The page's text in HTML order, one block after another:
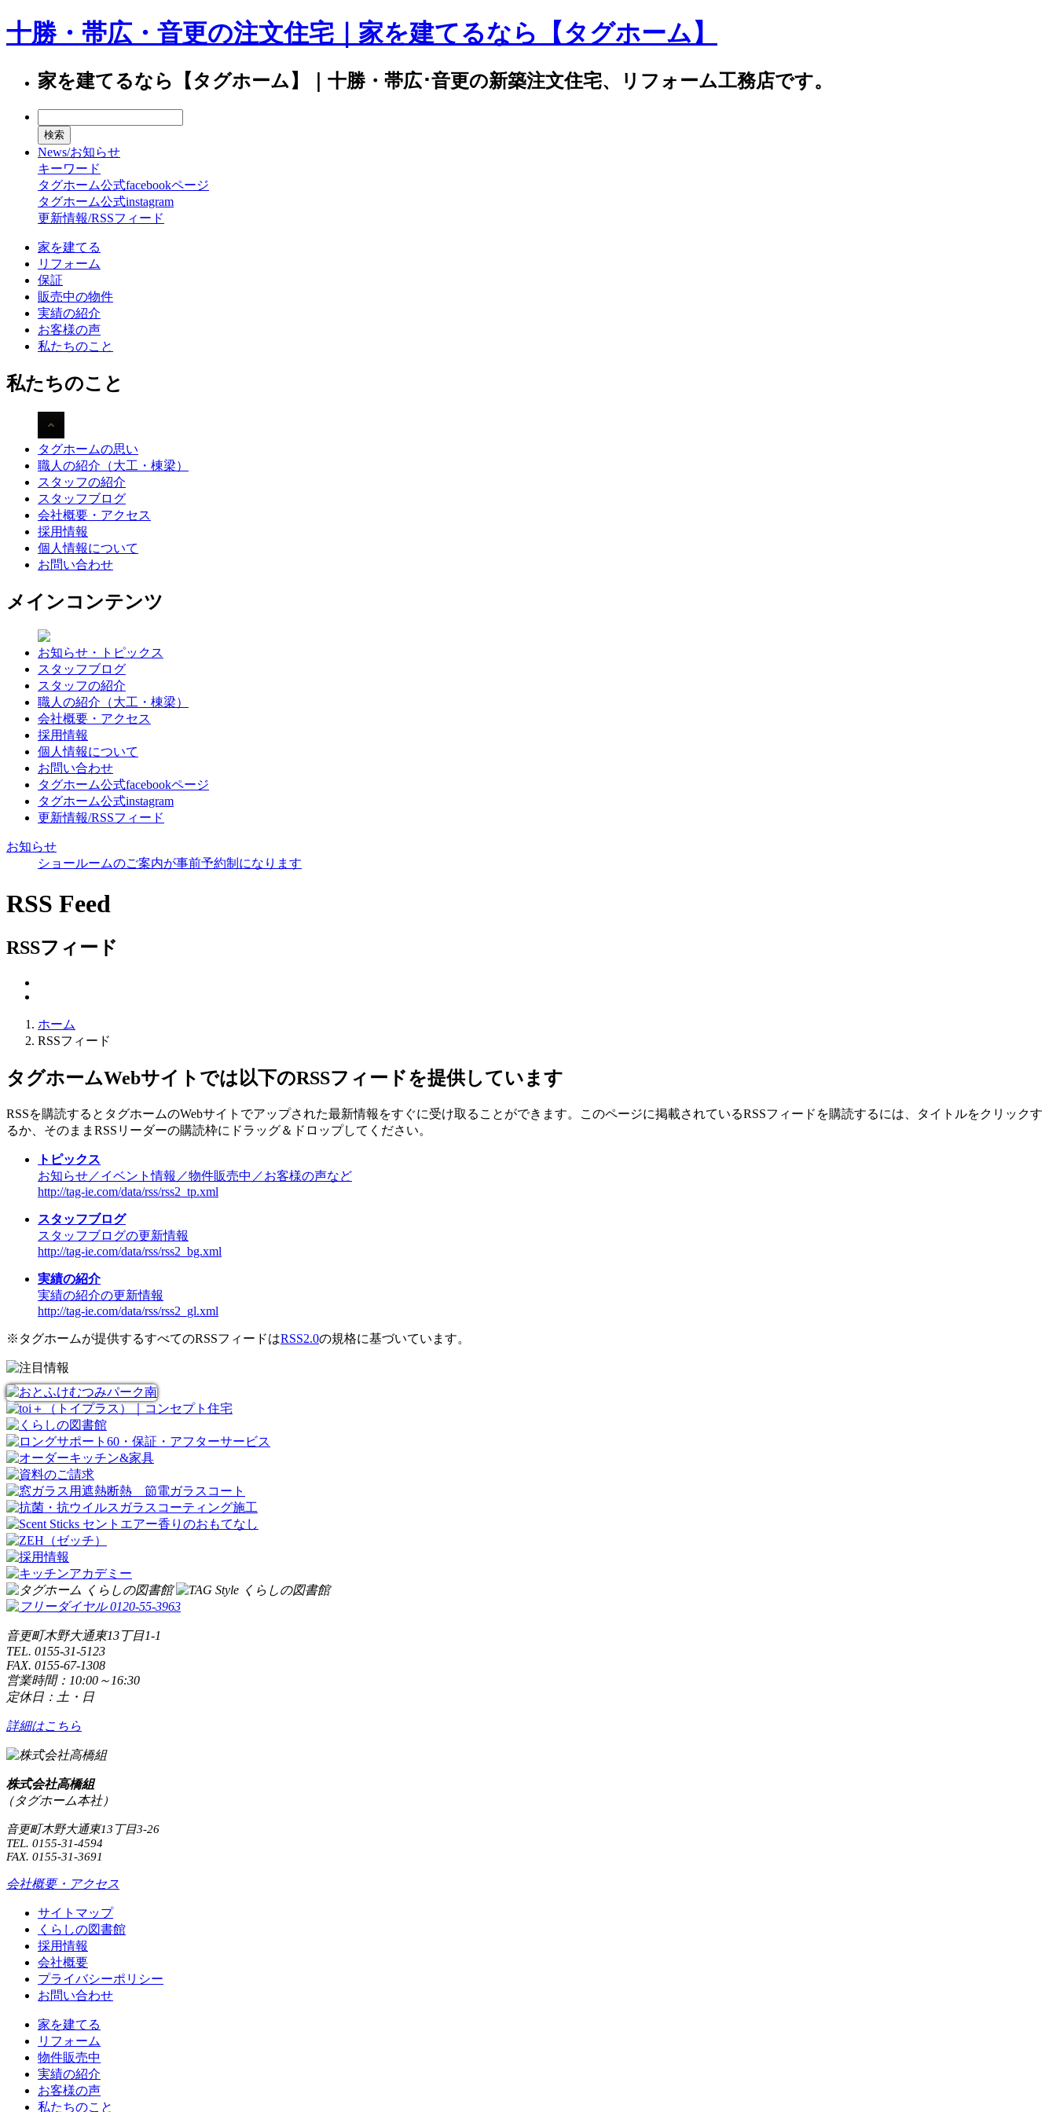
十勝・帯広・音更の注文住宅｜家を建てるなら【タグホーム】
家を建てるなら【タグホーム】｜十勝・帯広･音更の新築注文住宅、リフォーム工務店です。
News/お知らせ
キーワード
タグホーム公式facebookページ
タグホーム公式instagram
更新情報/RSSフィード
家を建てる
リフォーム
保証
販売中の物件
実績の紹介
お客様の声
私たちのこと
私たちのこと
タグホームの思い
職人の紹介（大工・棟梁）
スタッフの紹介
スタッフブログ
会社概要・アクセス
採用情報
個人情報について
お問い合わせ
メインコンテンツ
お知らせ・トピックス
スタッフブログ
スタッフの紹介
職人の紹介（大工・棟梁）
会社概要・アクセス
採用情報
個人情報について
お問い合わせ
タグホーム公式facebookページ
タグホーム公式instagram
更新情報/RSSフィード
お知らせ
ショールームのご案内が事前予約制になります
RSS Feed
RSSフィード
ホーム
RSSフィード
タグホームWebサイトでは以下のRSSフィードを提供しています
RSSを購読するとタグホームのWebサイトでアップされた最新情報をすぐに受け取ることができます。このページに掲載されているRSSフィードを購読するには、タイトルをクリックす
るか、そのままRSSリーダーの購読枠にドラッグ＆ドロップしてください。
トピックス
お知らせ／イベント情報／物件販売中／お客様の声など
http://tag-ie.com/data/rss/rss2_tp.xml
スタッフブログ
スタッフブログの更新情報
http://tag-ie.com/data/rss/rss2_bg.xml
実績の紹介
実績の紹介の更新情報
http://tag-ie.com/data/rss/rss2_gl.xml
※タグホームが提供するすべてのRSSフィードはRSS2.0の規格に基づいています。
音更町木野大通東13丁目1-1
TEL. 0155-31-5123
FAX. 0155-67-1308
営業時間：10:00～16:30
定休日：土・日
詳細はこちら
株式会社高橋組
（タグホーム本社）
音更町木野大通東13丁目3-26
TEL. 0155-31-4594
FAX. 0155-31-3691
会社概要・アクセス
サイトマップ
くらしの図書館
採用情報
会社概要
プライバシーポリシー
お問い合わせ
家を建てる
リフォーム
物件販売中
実績の紹介
お客様の声
私たちのこと